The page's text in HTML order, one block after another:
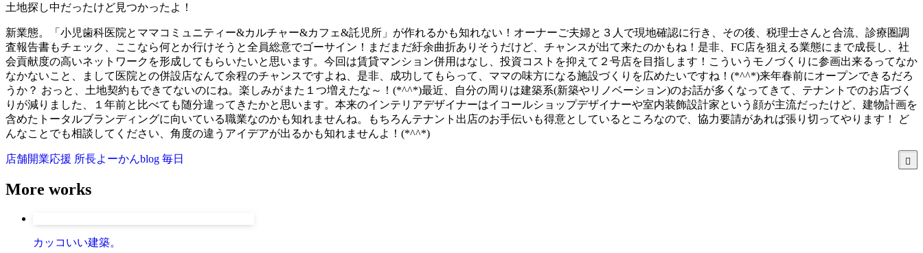
土地探し中だったけど見つかったよ！
新業態。「小児歯科医院とママコミュニティー&カルチャー&カフェ&託児所」が作れるかも知れない！オーナーご夫婦と３人で現地確認に行き、その後、税理士さんと合流、診療圏調
査報告書もチェック、ここなら何とか行けそうと全員総意でゴーサイン！まだまだ紆余曲折ありそうだけど、チャンスが出て来たのかもね！是非、FC店を狙える業態にまで成長し、社
会貢献度の高いネットワークを形成してもらいたいと思います。今回は賃貸マンション併用はなし、投資コストを抑えて２号店を目指します！こういうモノづくりに参画出来るってなか
なかないこと、まして医院との併設店なんて余程のチャンスですよね、是非、成功してもらって、ママの味方になる施設づくりを広めたいですね！(*^^*)来年春前にオープンできるだろ
うか？ おっと、土地契約もできてないのにね。楽しみがまた１つ増えたな～！(*^^*)最近、自分の周りは建築系(新築やリノベーション)のお話が多くなってきて、テナントでのお店づく
りが減りました、１年前と比べても随分違ってきたかと思います。本来のインテリアデザイナーはイコールショップデザイナーや室内装飾設計家という顔が主流だったけど、建物計画を
含めたトータルブランディングに向いている職業なのかも知れませんね。もちろんテナント出店のお手伝いも得意としているところなので、協力要請があれば張り切ってやります！ ど
んなことでも相談してください、角度の違うアイデアが出るかも知れませんよ！(*^^*)
店舗開業応援 所長よーかんblog 毎日
More works
カッコいい建築。